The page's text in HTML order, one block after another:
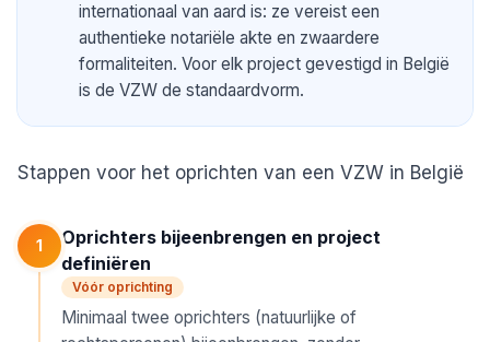
internationaal van aard is: ze vereist een
authentieke notariële akte en zwaardere
formaliteiten. Voor elk project gevestigd in België
is de VZW de standaardvorm.
Stappen voor het oprichten van een VZW in België
1
Oprichters bijeenbrengen en project
definiëren
Vóór oprichting
Minimaal twee oprichters (natuurlijke of